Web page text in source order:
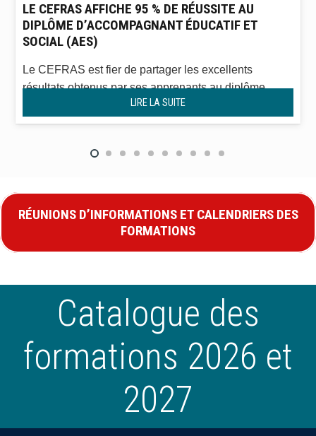
LE CEFRAS AFFICHE 95 % DE RÉUSSITE AU
DIPLÔME D’ACCOMPAGNANT ÉDUCATIF ET
SOCIAL (AES)
Le CEFRAS est fier de partager les excellents
résultats obtenus par ses apprenants au diplôme
d’État d’Accompagnant Éducatif…
LIRE LA SUITE
RÉUNIONS D’INFORMATIONS ET CALENDRIERS DES
FORMATIONS
Catalogue des
formations 2026 et
2027